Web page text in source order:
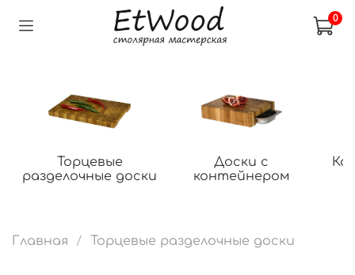
0
Торцевые
разделочные доски
Доски с
контейнером
Главная Торцевые разделочные доски